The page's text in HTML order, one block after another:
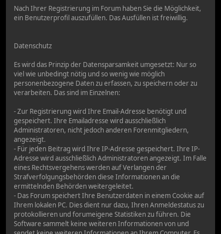
Nach Ihrer Registrierung im Forum haben Sie die Möglichkeit,
ein Benutzerprofil auszufüllen. Das Ausfüllen ist freiwillig.
Datenschutz
Es wird das Prinzip der Datensparsamkeit umgesetzt: Nur so
viel wie unbedingt nötig und so wenig wie möglich
personenbezogene Daten zu erfassen, zu speichern oder zu
verarbeiten. Das sind im Einzelnen:
- Zur Registrierung wird Ihre Email-Adresse benötigt und
gespeichert. Ihre Emailadresse wird ausschließlich
Administratoren, nicht jedoch anderen Forenmitgliedern,
angezeigt.
- Für jeden Beitrag wird Ihre IP-Adresse gespeichert. Ihre IP-
Adresse wird ausschließlich Administratoren angezeigt. Im Falle
eines Rechtsvergehens werden auf Verlangen der
Strafverfolgungsbehörden diese Informationen an die
ermittelnden Behörden weitergeleitet.
- Das Forum speichert Ihre Benutzerdaten in einem Cookie auf
Ihrem lokalen PC. Dies dient nur dazu, Ihren Anmeldestatus zu
protokollieren und forumeigene Statistiken zu führen. Die
Software sammelt keine weiteren Informationen von und